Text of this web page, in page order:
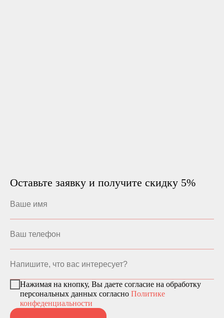
Оставьте заявку и получите скидку 5%
Нажимая на кнопку, Вы даете согласие на обработку
персональных данных согласно Политике
конфеденциальности